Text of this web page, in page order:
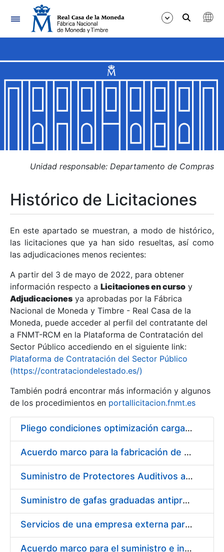
Navegación
Mostrar/Ocultar
Mostrar/Ocultar
Mostrar/Ocultar
Mostrar/Ocultar
Mostrar/Ocultar
Mostrar/Ocultar
Unidad responsable: Departamento de Compras
Histórico de Licitaciones
En este apartado se muestran, a modo de histórico,
las licitaciones que ya han sido resueltas, así como
las adjudicaciones menos recientes:
A partir del 3 de mayo de 2022, para obtener
información respecto a Licitaciones en curso y
Adjudicaciones ya aprobadas por la Fábrica
Nacional de Moneda y Timbre - Real Casa de la
Moneda, puede acceder al perfil del contratante del
a FNMT-RCM en la Plataforma de Contratación del
Sector Público accediendo en el siguiente link:
Plataforma de Contratación del Sector Público
(https://contrataciondelestado.es/)
También podrá encontrar más información y algunos
de los procedimientos en portallicitacion.fnmt.es
Pliego condiciones optimización cargas compras firmado
Acuerdo marco para la fabricación de piezas
Suministro de Protectores Auditivos a medida para las personas trabajadoras de los Centros de Trabajo de Madrid y Burgos
Suministro de gafas graduadas antiproyecciones para los trabajadores de la FNMT-RCM en los centros de trabajo de Madrid y Burgos
Servicios de una empresa externa para el asesoramiento y resolución de los recursos de alzada que se presentan relacionados con procesos de selección para la FNMT-RCM
Acuerdo marco para el suministro e instalación de persianas, estores y otros complementos